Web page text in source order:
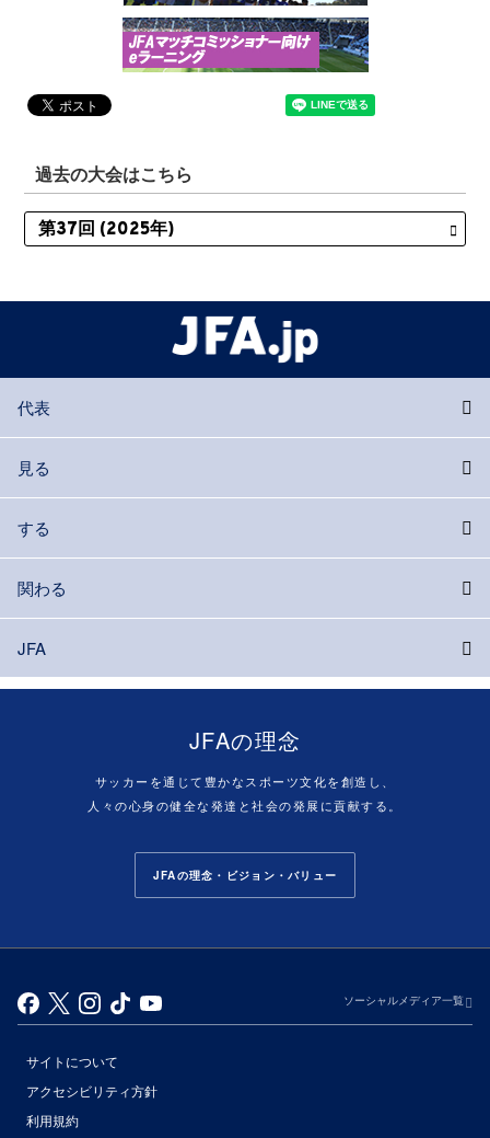
過去の大会はこちら
代表
見る
する
関わる
JFA
JFAの理念
サッカーを通じて豊かなスポーツ文化を創造し、
人々の心身の健全な発達と社会の発展に貢献する。
JFAの理念・ビジョン・バリュー
ソーシャルメディア一覧
サイトについて
アクセシビリティ方針
利用規約